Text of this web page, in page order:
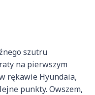
szutru
na pierwszym
rękawie Hyundaia,
punkty. Owszem,